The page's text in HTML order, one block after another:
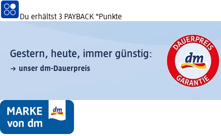
Du erhältst 3 PAYBACK °Punkte
Gestern, heute, immer günstig:
unser dm-Dauerpreis